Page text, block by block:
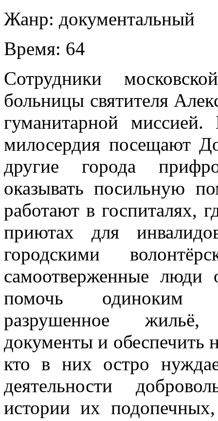
Жанр: документальный
Время: 64
Сотрудники
больницы святителя
гуманитарной
милосердия посещают
другие города
оказывать посильную
работают в госпиталях,
приютах для
городскими
самоотверженные
помочь одиноким
разрушенное жильё,
документы и обеспечить
кто в них остро
деятельности
истории их